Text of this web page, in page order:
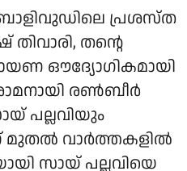
പ്രശസ്ത
തന്റെ
ഔദ്യോഗികമായി
രൺബീർ
പല്ലവിയും
മുതൽ വാർത്തകളിൽ
സായ് പല്ലവിയെ